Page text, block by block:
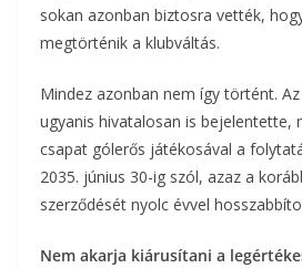
sokan azonban biztosra vették,
megtörténik a klubváltás.
Mindez azonban nem így történt.
ugyanis hivatalosan is bejelentette,
csapat gólerős játékosával a
2035. június 30-ig szól, azaz a
szerződését nyolc évvel
Nem akarja kiárusítani a